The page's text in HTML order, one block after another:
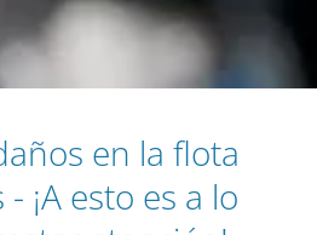
en la flota
¡A esto es a lo